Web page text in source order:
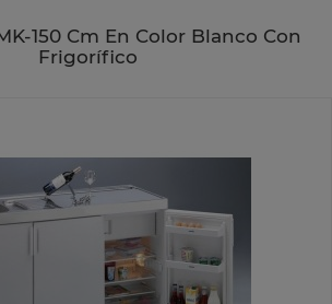
150 Cm En Color Blanco Con
Frigorífico